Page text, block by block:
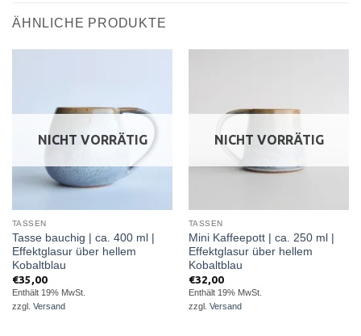
ÄHNLICHE PRODUKTE
NICHT VORRÄTIG
TASSEN
Tasse bauchig | ca. 400 ml |
Effektglasur über hellem
Kobaltblau
€35,00
Enthält 19% MwSt.
zzgl. Versand
NICHT VORRÄTIG
TASSEN
Mini Kaffeepott | ca. 250 ml |
Effektglasur über hellem
Kobaltblau
€32,00
Enthält 19% MwSt.
zzgl. Versand